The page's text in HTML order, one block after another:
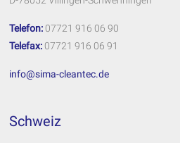
Telefon: 07721 916 06 90
Telefax: 07721 916 06 91
info@sima-cleantec.de
Schweiz